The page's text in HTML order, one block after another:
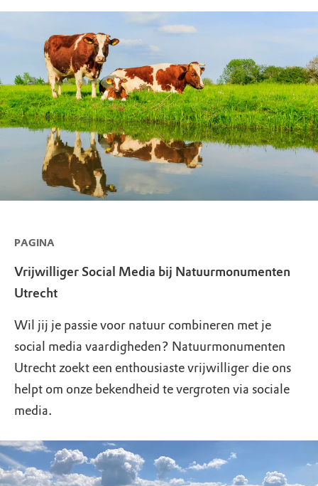
PAGINA
Vrijwilliger Social Media bij Natuurmonumenten
Utrecht
Wil jij je passie voor natuur combineren met je
social media vaardigheden? Natuurmonumenten
Utrecht zoekt een enthousiaste vrijwilliger die ons
helpt om onze bekendheid te vergroten via sociale
media.